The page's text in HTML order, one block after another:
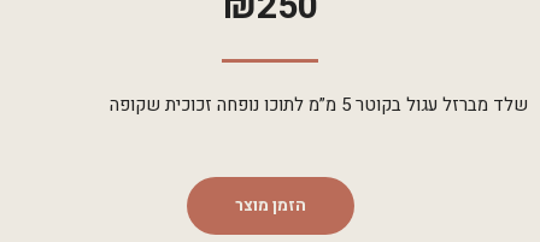
שלד מברזל עגול בקוטר 5 מ”מ לתוכו נופחה זכוכית שקופה
הזמן מוצר